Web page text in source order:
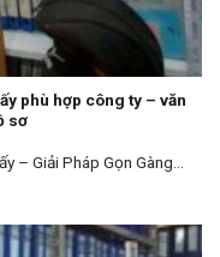
phù hợp công ty – văn
sơ
– Giải Pháp Gọn Gàng...